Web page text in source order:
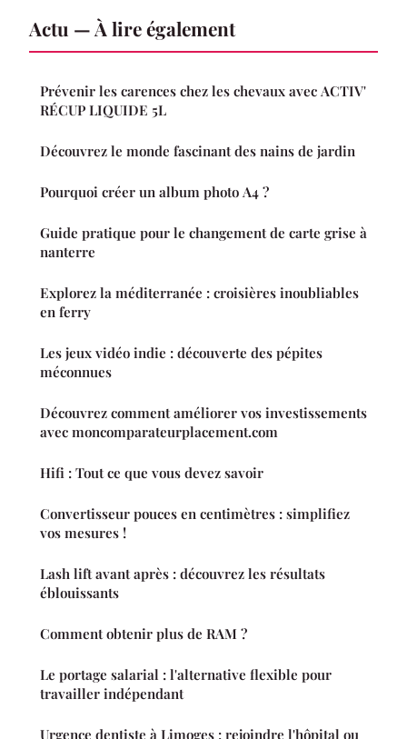
Actu — À lire également
Prévenir les carences chez les chevaux avec ACTIV'
RÉCUP LIQUIDE 5L
Découvrez le monde fascinant des nains de jardin
Pourquoi créer un album photo A4 ?
Guide pratique pour le changement de carte grise à
nanterre
Explorez la méditerranée : croisières inoubliables
en ferry
Les jeux vidéo indie : découverte des pépites
méconnues
Découvrez comment améliorer vos investissements
avec moncomparateurplacement.com
Hifi : Tout ce que vous devez savoir
Convertisseur pouces en centimètres : simplifiez
vos mesures !
Lash lift avant après : découvrez les résultats
éblouissants
Comment obtenir plus de RAM ?
Le portage salarial : l'alternative flexible pour
travailler indépendant
Urgence dentiste à Limoges : rejoindre l'hôpital ou